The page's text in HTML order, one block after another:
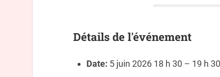
Détails de l'événement
Date: 5 juin 2026 18 h 30 – 19 h